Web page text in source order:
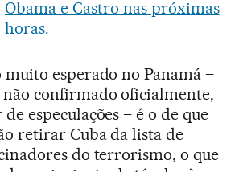
Obama e Castro nas próximas
horas.
esperado no Panamá –
confirmado oficialmente,
especulações – é o de que
retirar Cuba da lista de
do terrorismo, o que